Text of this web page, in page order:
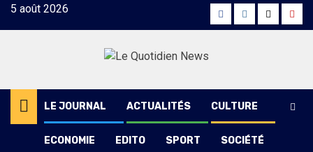
Skip5 août 2026 FacebookInstagram
Twitter
LE JOURNAL ACTUALITÉS CULTURE
ECONOMIE EDITO SPORT SOCIÉTÉ